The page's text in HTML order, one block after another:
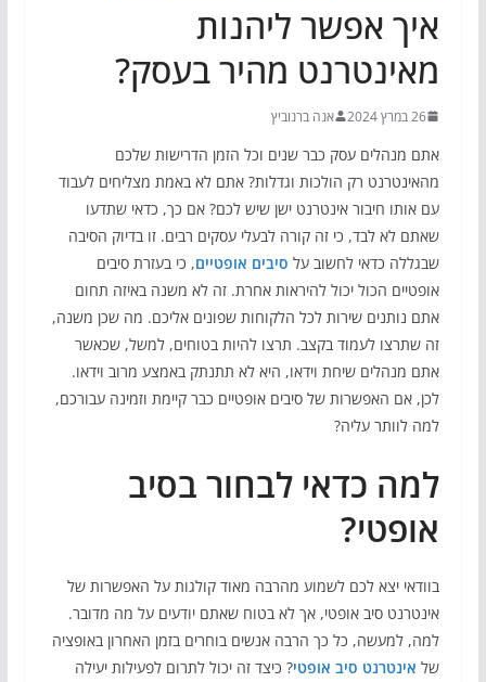
איך אפשר ליהנות
מאינטרנט מהיר בעסק?
26 במרץ 2024 אנה ברנוביץ
אתם מנהלים עסק כבר שנים וכל הזמן הדרישות שלכם
מהאינטרנט רק הולכות וגדלות? אתם לא באמת מצליחים לעבוד
עם אותו חיבור אינטרנט ישן שיש לכם? אם כך, כדאי שתדעו
שאתם לא לבד, כי זה קורה לבעלי עסקים רבים. זו בדיוק הסיבה
שבגללה כדאי לחשוב על סיבים אופטיים, כי בעזרת סיבים
אופטיים הכול יכול להיראות אחרת. זה לא משנה באיזה תחום
אתם נותנים שירות לכל הלקוחות שפונים אליכם. מה שכן משנה,
זה שתרצו לעמוד בקצב. תרצו להיות בטוחים, למשל, שכאשר
אתם מנהלים שיחת וידאו, היא לא תתנתק באמצע מרוב וידאו.
לכן, אם האפשרות של סיבים אופטיים כבר קיימת וזמינה עבורכם,
למה לוותר עליה?
למה כדאי לבחור בסיב
אופטי?
בוודאי יצא לכם לשמוע מהרבה מאוד קולגות על האפשרות של
אינטרנט סיב אופטי, אך לא בטוח שאתם יודעים על מה מדובר.
למה, למעשה, כל כך הרבה אנשים בוחרים בזמן האחרון באופציה
של אינטרנט סיב אופטי? כיצד זה יכול לתרום לפעילות יעילה